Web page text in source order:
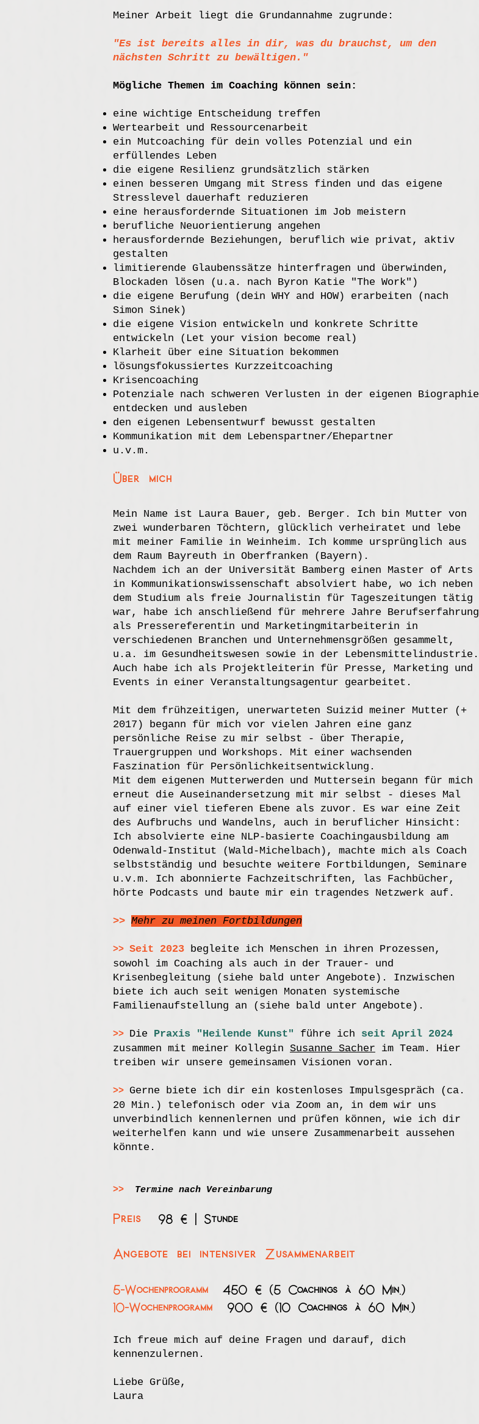
Meiner Arbeit liegt die Grundannahme zugrunde:
"Es ist bereits alles in dir, was du brauchst, um den
nächsten Schritt zu bewältigen."
Mögliche Themen im Coaching können sein:
eine wichtige Entscheidung treffen
Wertearbeit und Ressourcenarbeit
ein Mutcoaching für dein volles Potenzial und ein
erfüllendes Leben
die eigene Resilienz grundsätzlich stärken
einen besseren Umgang mit Stress finden und das eigene
Stresslevel dauerhaft reduzieren
eine herausfordernde Situationen im Job meistern
berufliche Neuorientierung angehen
herausfordernde Beziehungen, beruflich wie privat, aktiv
gestalten
limitierende Glaubenssätze hinterfragen und überwinden,
Blockaden lösen (u.a. nach Byron Katie "The Work")
die eigene Berufung (dein WHY and HOW) erarbeiten (nach
Simon Sinek)
die eigene Vision entwickeln und konkrete Schritte
entwickeln (Let your vision become real)
Klarheit über eine Situation bekommen
lösungsfokussiertes Kurzzeitcoaching
Krisencoaching
Potenziale nach schweren Verlusten in der eigenen Biographie
entdecken und ausleben
den eigenen Lebensentwurf bewusst gestalten
Kommunikation mit dem Lebenspartner/Ehepartner
u.v.m.
Über mich
Mein Name ist Laura Bauer, geb. Berger. Ich bin Mutter von
zwei wunderbaren Töchtern, glücklich verheiratet und lebe
mit meiner Familie in Weinheim. Ich komme ursprünglich aus
dem Raum Bayreuth in Oberfranken (Bayern).
Nachdem ich an der Universität Bamberg einen Master of Arts
in Kommunikationswissenschaft absolviert habe, wo ich neben
dem Studium als freie Journalistin für Tageszeitungen tätig
war, habe ich anschließend für mehrere Jahre Berufserfahrung
als Pressereferentin und Marketingmitarbeiterin in
verschiedenen Branchen und Unternehmensgrößen gesammelt,
u.a. im Gesundheitswesen sowie in der Lebensmittelindustrie.
Auch habe ich als Projektleiterin für Presse, Marketing und
Events in einer Veranstaltungsagentur gearbeitet.
Mit dem frühzeitigen, unerwarteten Suizid meiner Mutter (+
2017) begann für mich vor vielen Jahren eine ganz
persönliche Reise zu mir selbst - über Therapie,
Trauergruppen und Workshops. Mit einer wachsenden
Faszination für Persönlichkeitsentwicklung.
Mit dem eigenen Mutterwerden und Muttersein begann für mich
erneut die Auseinandersetzung mit mir selbst - dieses Mal
auf einer viel tieferen Ebene als zuvor. Es war eine Zeit
des Aufbruchs und Wandelns, auch in beruflicher Hinsicht:
Ich absolvierte eine NLP-basierte Coachingausbildung am
Odenwald-Institut (Wald-Michelbach), machte mich als Coach
selbstständig und besuchte weitere Fortbildungen, Seminare
u.v.m. Ich abonnierte Fachzeitschriften, las Fachbücher,
hörte Podcasts und baute mir ein tragendes Netzwerk auf.
>> Mehr zu meinen Fortbildungen
>> Seit 2023 begleite ich Menschen in ihren Prozessen,
sowohl im Coaching als auch in der Trauer- und
Krisenbegleitung (siehe bald unter Angebote). Inzwischen
biete ich auch seit wenigen Monaten systemische
Familienaufstellung an (siehe bald unter Angebote).
>> Die Praxis "Heilende Kunst" führe ich seit April 2024
zusammen mit meiner Kollegin Susanne Sacher im Team. Hier
treiben wir unsere gemeinsamen Visionen voran.
>> Gerne biete ich dir ein kostenloses Impulsgespräch (ca.
20 Min.) telefonisch oder via Zoom an, in dem wir uns
unverbindlich kennenlernen und prüfen können, wie ich dir
weiterhelfen kann und wie unsere Zusammenarbeit aussehen
könnte.
>> Termine nach Vereinbarung
Preis 98 € | Stunde
Angebote bei intensiver Zusammenarbeit
5-Wochenprogramm 450 € (5 Coachings à 60 Min.)
10-Wochenprogramm 900 € (10 Coachings à 60 Min.)
Ich freue mich auf deine Fragen und darauf, dich
kennenzulernen.
Liebe Grüße,
Laura